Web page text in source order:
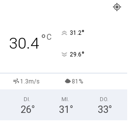
30.4°C 31.2°
29.6°
1.3m/s 81%
DI.
26°
MI.
31 °
DO.
33°